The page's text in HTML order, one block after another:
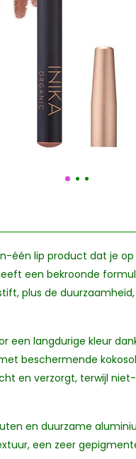
één lip product dat je
een bekroonde
plus de
een langdurige kleur
beschermende
en verzorgt, terwijl
en duurzame
een zeer